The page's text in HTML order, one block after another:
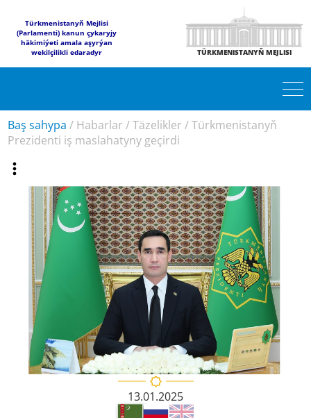
Türkmenistanyň Mejlisi
(Parlamenti) kanun çykaryjy
häkimiýeti amala aşyrýan
wekilçilikli edaradyr
TÜRKMENISTANYŇ MEJLISI
Baş sahypa / Habarlar /Täzelikler /Türkmenistanyň
Prezidenti iş maslahatyny geçirdi
13.01.2025